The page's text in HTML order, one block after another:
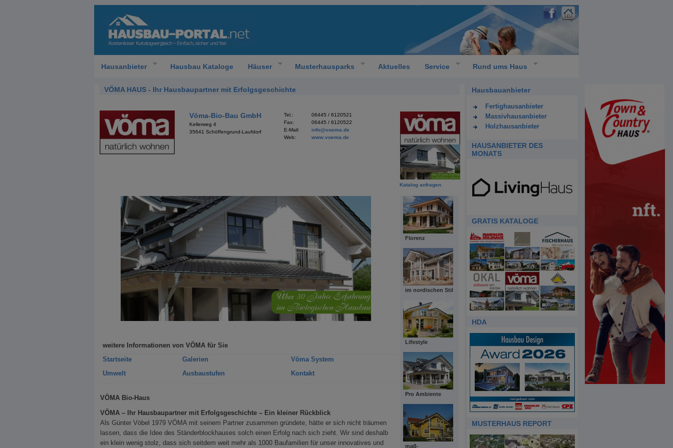
Hausanbieter Hausbau Kataloge Häuser Musterhausparks Aktuelles Service Rund ums Haus
VÖMA HAUS - Ihr Hausbaupartner mit Erfolgsgeschichte
Vöma-Bio-Bau GmbH
Kellerweg 4
35641 Schöffengrund-Laufdorf
Tel.:
Fax:
E-Mail:
Web:
06445 / 6120521
06445 / 6120522
info@voema.de
www.voema.de
Katalog anfragen
weitere Informationen von VÖMA für Sie
Startseite
Galerien
Vöma System
Umwelt
Ausbaustufen Kontakt
VÖMA Bio-Haus
VÖMA – Ihr Hausbaupartner mit Erfolgsgeschichte – Ein kleiner Rückblick
Als Günter Vöbel 1979 VÖMA mit seinem Partner zusammen gründete, hätte er sich nicht träumen
lassen, dass die Idee des Ständerblockhauses solch einen Erfolg nach sich zieht. Wir sind deshalb
ein klein wenig stolz, dass sich seitdem weit mehr als 1000 Baufamilien für unser innovatives und
Florenz
im nordischen Stil
Lifestyle
Pro Ambiente
maß-
Hausbauanbieter
Fertighausanbieter
Massivhausanbieter
Holzhausanbieter
HAUSANBIETER DES
MONATS
GRATIS KATALOGE
HDA
MUSTERHAUS REPORT